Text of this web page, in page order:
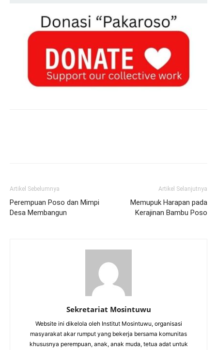
Artikel Sebelumnya
Perempuan Poso dan Mimpi
Desa Membangun
Artikel Selanjutnya
Memupuk Harapan pada
Kerajinan Bambu Poso
Sekretariat Mosintuwu
Website ini dikelola oleh Institut Mosintuwu, organisasi
masyarakat akar rumput yang bekerja bersama komunitas
khususnya perempuan, anak, anak muda, tetua adat untuk